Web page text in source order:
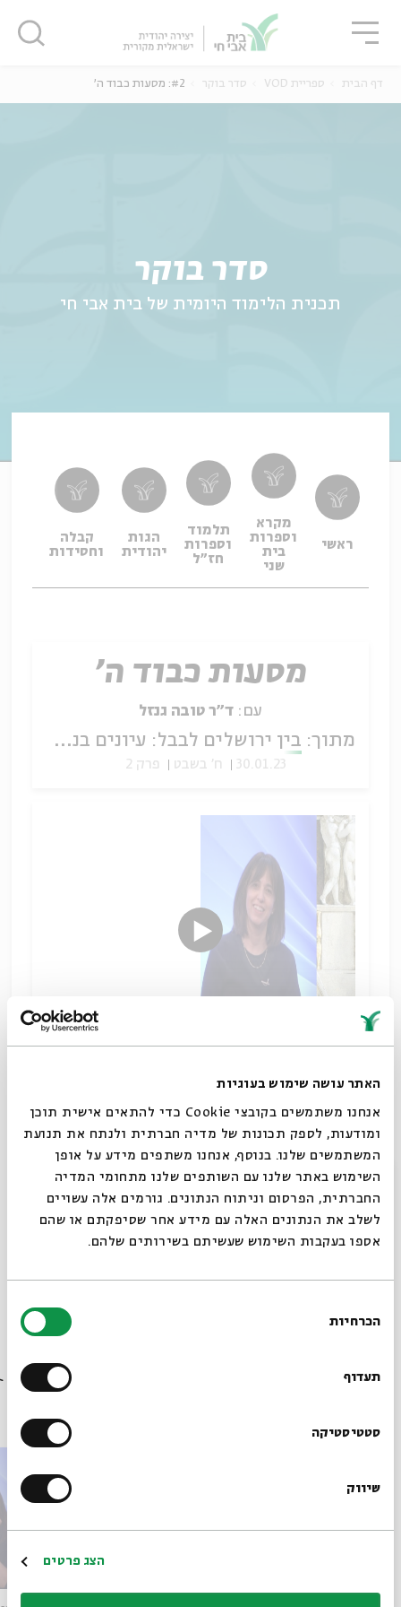
האתר עושה שימוש בעוגיות
אנחנו משתמשים בקובצי Cookie כדי להתאים אישית תוכן
ומודעות, לספק תכונות של מדיה חברתית ולנתח את תנועת
המשתמשים שלנו. בנוסף, אנחנו משתפים מידע על אופן
השימוש באתר שלנו עם השותפים שלנו מתחומי המדיה
החברתית, הפרסום וניתוח הנתונים. גורמים אלה עשויים
לשלב את הנתונים האלה עם מידע אחר שסיפקתם או שהם
אספו בעקבות השימוש שעשיתם בשירותים שלהם.
הסכמה
הכרחיות
תעדוף
סטטיסטיקה
שיווק
הצג פרטים
סדר בוקר
תכנית הלימוד היומית של בית אבי חי
דף הבית ספריית VOD סדר בוקר #2: מסעות כבוד ה'
ראשי
מקרא
וספרות
בית
שני
תלמוד
וספרות
חז"ל
הגות
יהודית
קבלה
וחסידות
מסעות כבוד ה'
עם: ד״ר טובה גנזל
מתוך: בין ירושלים לבבל: עיונים בנבואות יחזקאל
30.01.23 ח' בשבט פרק 2
בין ירושלים לבבל
תגיות: מקרא וספרות בית שני הנביא יחזקאל ספרות הנבואה טובה גנזל
סגור
סגור